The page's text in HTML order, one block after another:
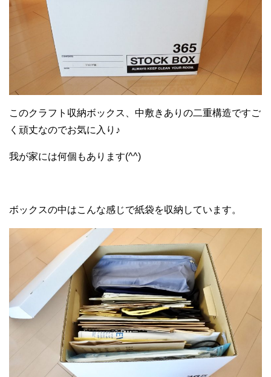
このクラフト収納ボックス、中敷きありの二重構造ですご
く頑丈なのでお気に入り♪
我が家には何個もあります(^^)
ボックスの中はこんな感じで紙袋を収納しています。